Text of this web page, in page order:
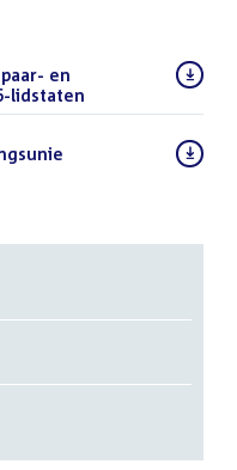
en
lidstaten